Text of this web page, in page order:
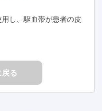
し、駆血帯が患者の皮
戻る